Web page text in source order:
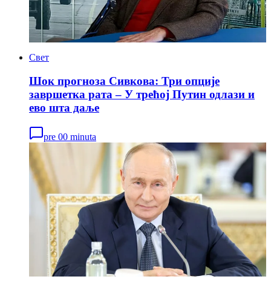
Свет
Шок прогноза Сивкова: Три опције
завршетка рата – У трећој Путин одлази и
ево шта даље
pre 00 minuta